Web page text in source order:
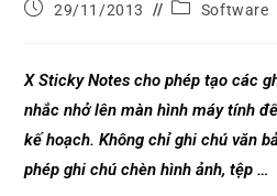
29/11/2013 Software
X Sticky Notes cho phép tạo các
nhắc nhở lên màn hình máy tính
kế hoạch. Không chỉ ghi chú văn
phép ghi chú chèn hình ảnh, tệp …